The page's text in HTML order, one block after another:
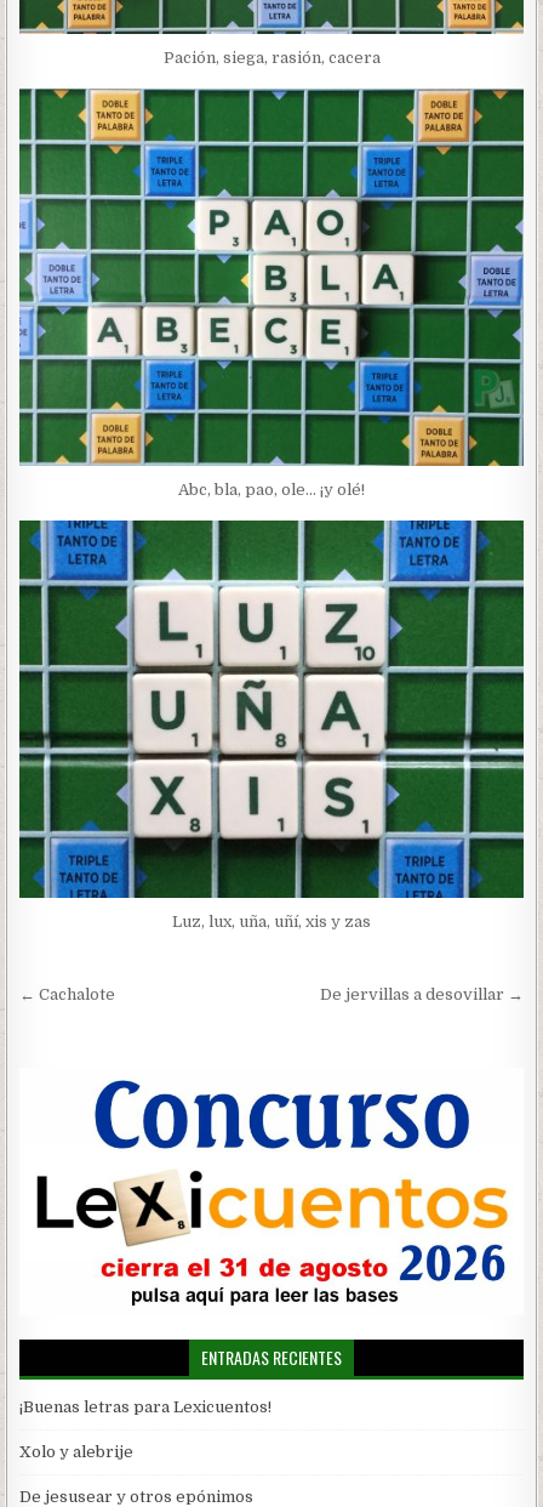
Pación, siega, rasión, cacera
Abc, bla, pao, ole… ¡y olé!
Luz, lux, uña, uñí, xis y zas
Navegación
← Cachalote De jervillas a desovillar →
ENTRADAS RECIENTES
¡Buenas letras para Lexicuentos!
Xolo y alebrije
De jesusear y otros epónimos